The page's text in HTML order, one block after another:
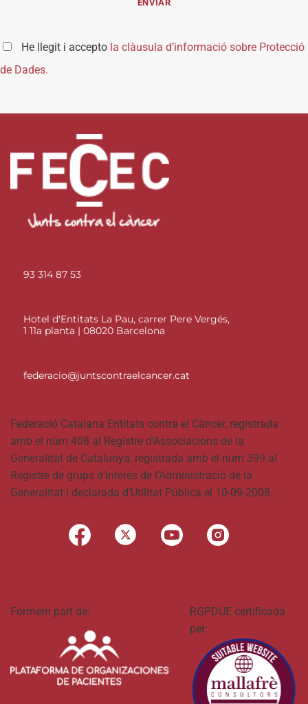
He llegit i accepto la clàusula d’informació sobre Protecció
de Dades.
93 314 87 53
Hotel d'Entitats La Pau, carrer Pere Vergés,
1 11a planta | 08020 Barcelona
federacio@juntscontraelcancer.cat
Federació Catalana Entitats contra el Càncer, registrada
amb el núm 408 al Registre d’Associacions de la
Generalitat de Catalunya, registrada amb el núm 399 al
Registre de grups d’interès de l’Administració de la
Generalitat i declarada d’Utilitat Pública el 10-09-2008.
Formem part de:
RGPDUE certificada
per: